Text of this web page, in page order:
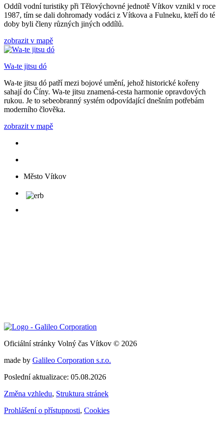
Oddíl vodní turistiky při Tělovýchovné jednotě Vítkov vznikl v roce
1987, tím se dali dohromady vodáci z Vítkova a Fulneku, kteří do té
doby byli členy různých jiných oddílů.
zobrazit v mapě
Wa-te jitsu dó
Wa-te jitsu dó patří mezi bojové umění, jehož historické kořeny
sahají do Číny. Wa-te jitsu znamená-cesta harmonie opravdových
rukou. Je to sebeobranný systém odpovídající dnešním potřebám
moderního člověka.
zobrazit v mapě
Město Vítkov
Oficiální stránky Volný čas Vítkov © 2026
made by Galileo Corporation s.r.o.
Poslední aktualizace: 05.08.2026
Změna vzhledu, Struktura stránek
Prohlášení o přístupnosti, Cookies